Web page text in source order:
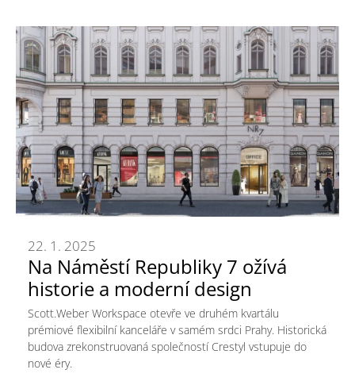
Na Náměstí Republiky 7 ožívá
historie a moderní design
22. 1. 2025
Scott.Weber Workspace otevře ve druhém kvartálu
prémiové flexibilní kanceláře v samém srdci Prahy. Historická
budova zrekonstruovaná společností Crestyl vstupuje do
nové éry.